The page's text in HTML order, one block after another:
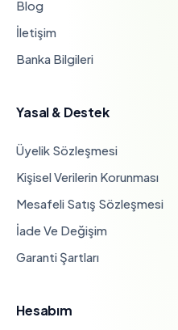
Blog
İletişim
Banka Bilgileri
Yasal & Destek
Üyelik Sözleşmesi
Kişisel Verilerin Korunması
Mesafeli Satış Sözleşmesi
İade Ve Değişim
Garanti Şartları
Hesabım